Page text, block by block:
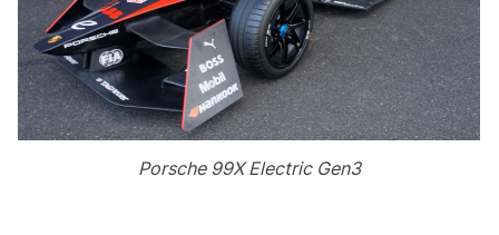
Porsche 99X Electric Gen3